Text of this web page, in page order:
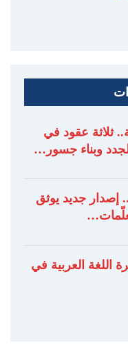
ثلاثة عقود في
وبناء جسور…
إصدار جديد يوثق
اللغة العربية في